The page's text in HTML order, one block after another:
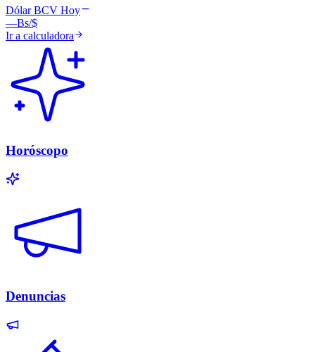
Dólar BCV Hoy
—Bs/$
Ir a calculadora
Horóscopo
Denuncias